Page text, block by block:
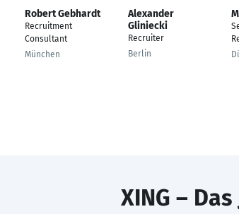
Robert Gebhardt
Recruitment
Consultant
München
Alexander
Gliniecki
Recruiter
Berlin
XING –